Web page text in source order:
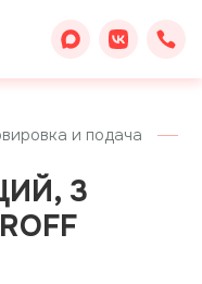
и подача
3